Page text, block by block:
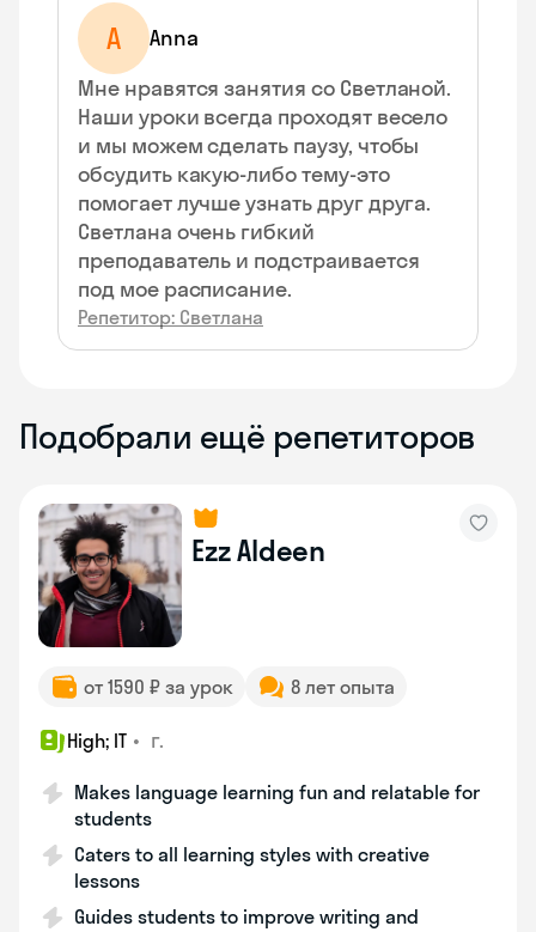
A
Anna
Мне нравятся занятия со Светланой.
Наши уроки всегда проходят весело
и мы можем сделать паузу, чтобы
обсудить какую-либо тему-это
помогает лучше узнать друг друга.
Светлана очень гибкий
преподаватель и подстраивается
под мое расписание.
Репетитор: Светлана
Подобрали ещё репетиторов
Ezz Aldeen
от 1590 ₽ за урок 8 лет опыта
High; IT • г.
Makes language learning fun and relatable for
students
Caters to all learning styles with creative
lessons
Guides students to improve writing and